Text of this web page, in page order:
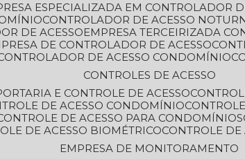
ESPECIALIZADA EM CONTROLADOR
CONTROLADOR DE ACESSO
DE ACESSO
EMPRESA TERCEIRIZADA
DE CONTROLADOR DE ACESSO
CONTROLADOR DE ACESSO CONDOMÍNIO
CONTROLES DE ACESSO
PORTARIA E CONTROLE DE ACESSO
DE ACESSO CONDOMÍNIO
CONTROLE DE ACESSO PARA CONDOMÍNIOS
DE ACESSO BIOMÉTRICO
CONTROLE
EMPRESA DE MONITORAMENTO